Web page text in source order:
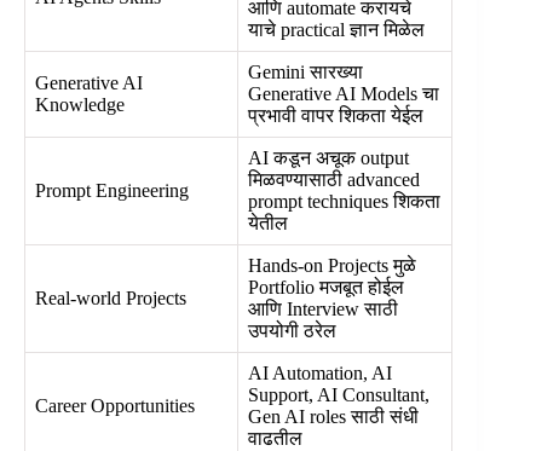
आणि automate करायचे
याचे practical ज्ञान मिळेल
Generative AI
Knowledge
Gemini सारख्या
Generative AI Models चा
प्रभावी वापर शिकता येईल
Prompt Engineering
AI कडून अचूक output
मिळवण्यासाठी advanced
prompt techniques शिकता
येतील
Real-world Projects
Hands-on Projects मुळे
Portfolio मजबूत होईल
आणि Interview साठी
उपयोगी ठरेल
Career Opportunities
AI Automation, AI
Support, AI Consultant,
Gen AI roles साठी संधी
वाढतील